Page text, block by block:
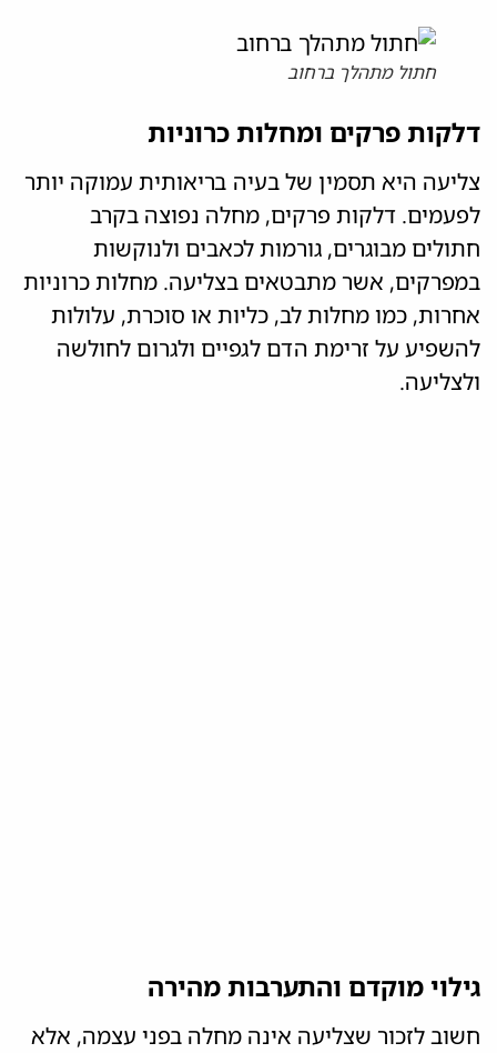
חתול מתהלך ברחוב
דלקות פרקים ומחלות כרוניות
צליעה היא תסמין של בעיה בריאותית עמוקה יותר
לפעמים. דלקות פרקים, מחלה נפוצה בקרב
חתולים מבוגרים, גורמות לכאבים ולנוקשות
במפרקים, אשר מתבטאים בצליעה. מחלות כרוניות
אחרות, כמו מחלות לב, כליות או סוכרת, עלולות
להשפיע על זרימת הדם לגפיים ולגרום לחולשה
ולצליעה.
גילוי מוקדם והתערבות מהירה
חשוב לזכור שצליעה אינה מחלה בפני עצמה, אלא